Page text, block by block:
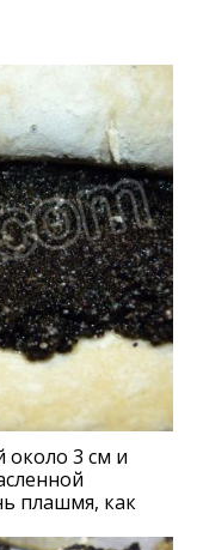
около 3 см и
плашмя, как